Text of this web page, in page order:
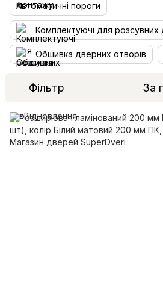
Автоматичні пороги
Комплектуючі для розсувних
Обшивка дверних отворів
Фільтр За